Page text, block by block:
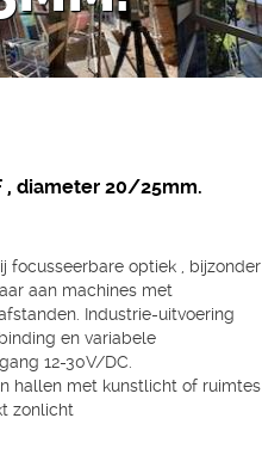
, diameter 20/25mm.
focusseerbare optiek , bijzonder
aan machines met
Industrie-uitvoering
en variabele
12-30V/DC.
hallen met kunstlicht of ruimtes
zonlicht